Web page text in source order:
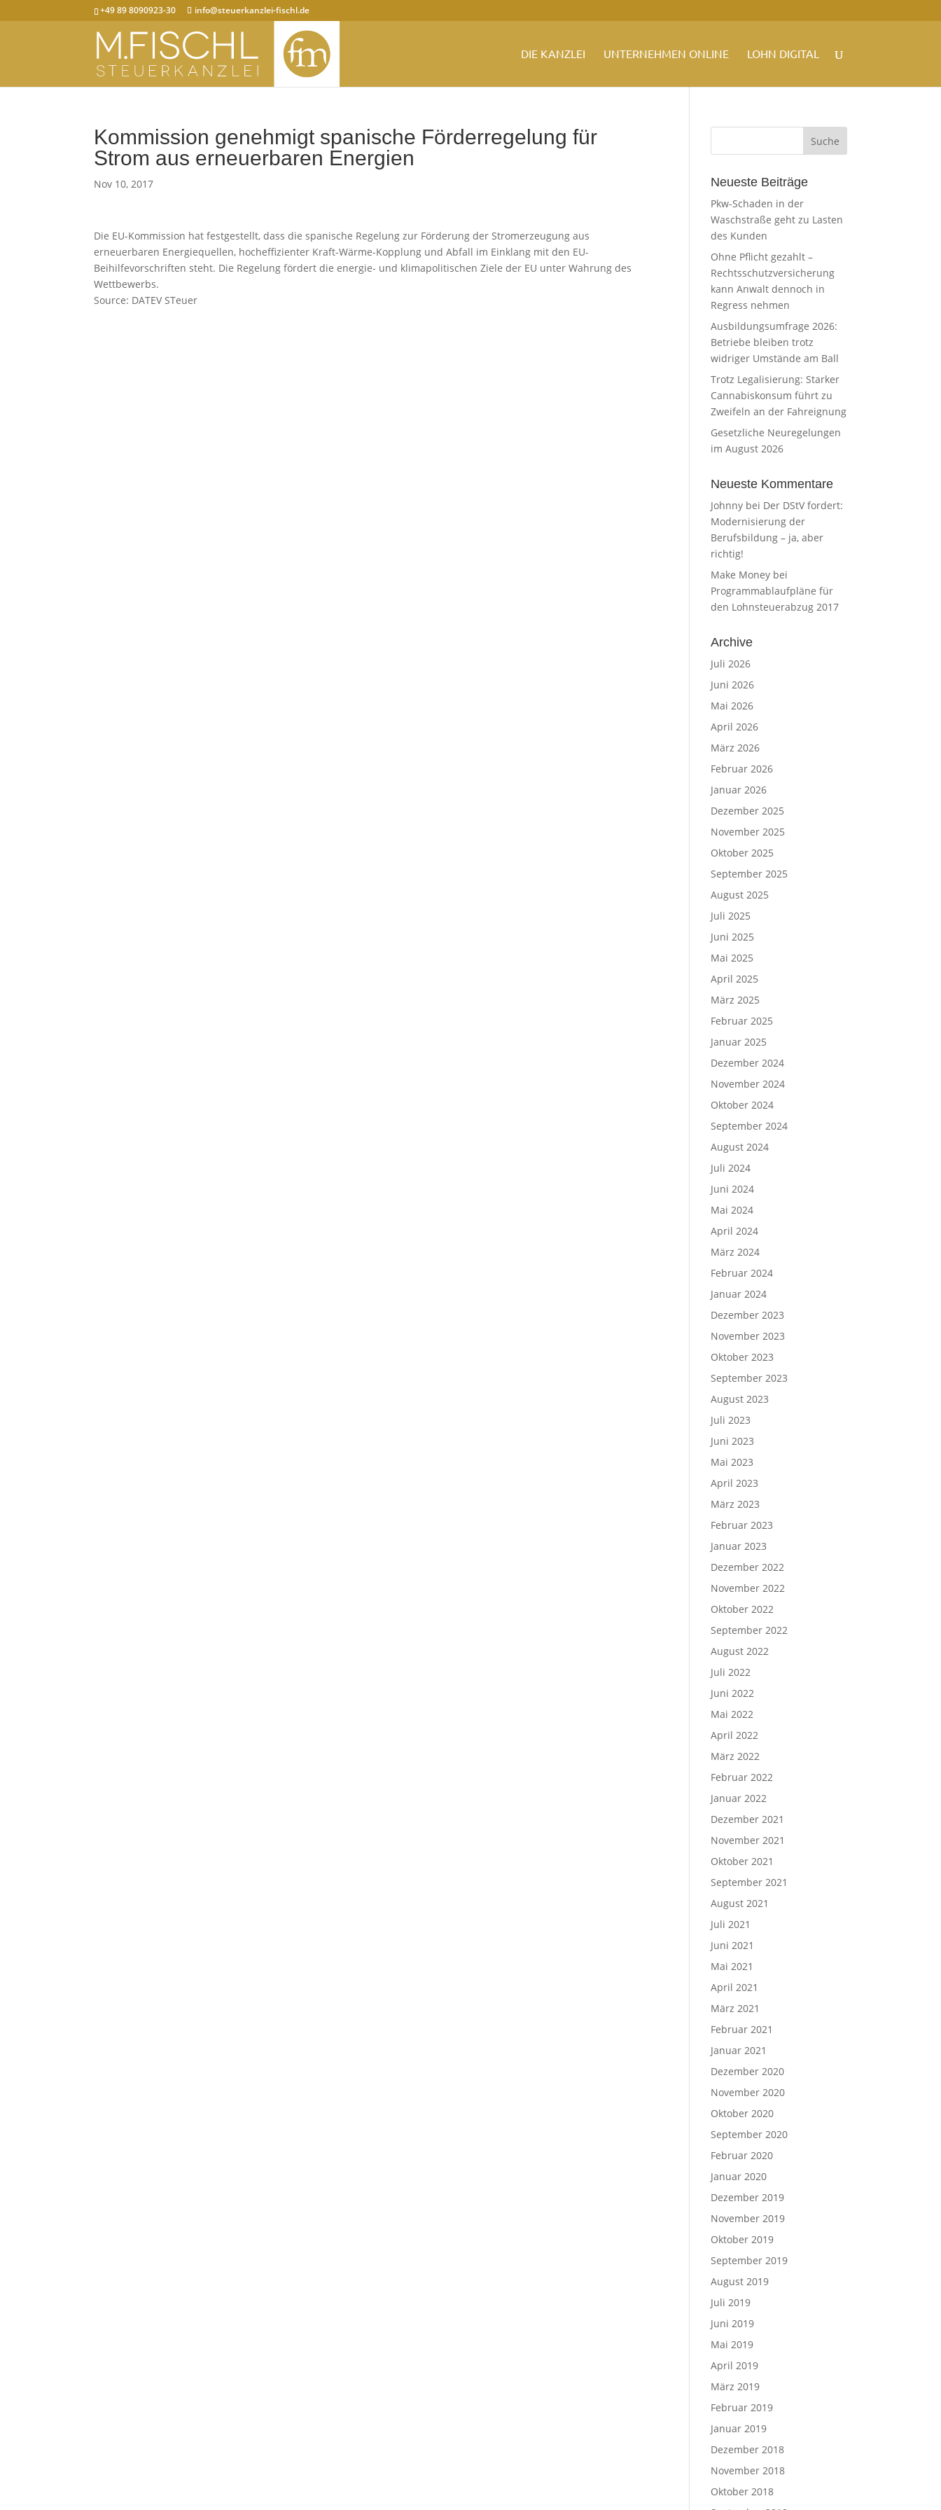
+49 89 8090923-30 info@steuerkanzlei-fischl.de
DIE KANZLEI UNTERNEHMEN ONLINE LOHN DIGITAL
Kommission genehmigt spanische Förderregelung für
Strom aus erneuerbaren Energien
Nov 10, 2017
Die EU-Kommission hat festgestellt, dass die spanische Regelung zur Förderung der Stromerzeugung aus
erneuerbaren Energiequellen, hocheffizienter Kraft-Wärme-Kopplung und Abfall im Einklang mit den EU-
Beihilfevorschriften steht. Die Regelung fördert die energie- und klimapolitischen Ziele der EU unter Wahrung des
Wettbewerbs.
Source: DATEV STeuer
Neueste Beiträge
Pkw-Schaden in der
Waschstraße geht zu Lasten
des Kunden
Ohne Pflicht gezahlt –
Rechtsschutzversicherung
kann Anwalt dennoch in
Regress nehmen
Ausbildungsumfrage 2026:
Betriebe bleiben trotz
widriger Umstände am Ball
Trotz Legalisierung: Starker
Cannabiskonsum führt zu
Zweifeln an der Fahreignung
Gesetzliche Neuregelungen
im August 2026
Neueste Kommentare
Johnny bei Der DStV fordert:
Modernisierung der
Berufsbildung – ja, aber
richtig!
Make Money bei
Programmablaufpläne für
den Lohnsteuerabzug 2017
Archive
Juli 2026
Juni 2026
Mai 2026
April 2026
März 2026
Februar 2026
Januar 2026
Dezember 2025
November 2025
Oktober 2025
September 2025
August 2025
Juli 2025
Juni 2025
Mai 2025
April 2025
März 2025
Februar 2025
Januar 2025
Dezember 2024
November 2024
Oktober 2024
September 2024
August 2024
Juli 2024
Juni 2024
Mai 2024
April 2024
März 2024
Februar 2024
Januar 2024
Dezember 2023
November 2023
Oktober 2023
September 2023
August 2023
Juli 2023
Juni 2023
Mai 2023
April 2023
März 2023
Februar 2023
Januar 2023
Dezember 2022
November 2022
Oktober 2022
September 2022
August 2022
Juli 2022
Juni 2022
Mai 2022
April 2022
März 2022
Februar 2022
Januar 2022
Dezember 2021
November 2021
Oktober 2021
September 2021
August 2021
Juli 2021
Juni 2021
Mai 2021
April 2021
März 2021
Februar 2021
Januar 2021
Dezember 2020
November 2020
Oktober 2020
September 2020
Februar 2020
Januar 2020
Dezember 2019
November 2019
Oktober 2019
September 2019
August 2019
Juli 2019
Juni 2019
Mai 2019
April 2019
März 2019
Februar 2019
Januar 2019
Dezember 2018
November 2018
Oktober 2018